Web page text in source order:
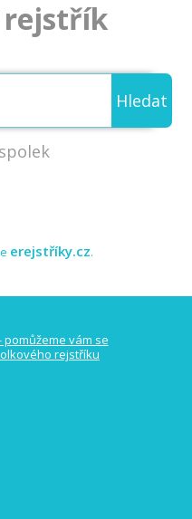
rejstřík
Hledat
erejstříky.cz.